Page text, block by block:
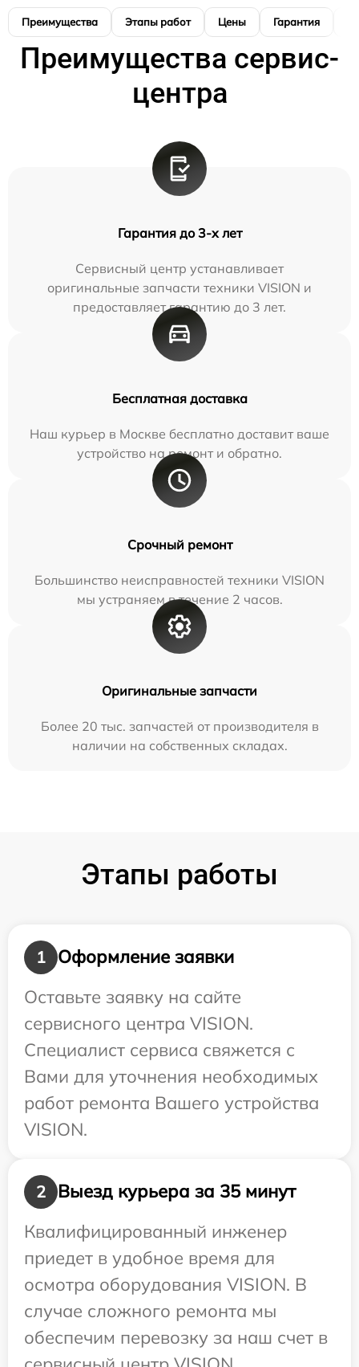
Преимущества Этапы работ Цены Гарантия
Преимущества сервис-
центра
Гарантия до 3-х лет
Сервисный центр устанавливает
оригинальные запчасти техники VISION и
предоставляет гарантию до 3 лет.
Бесплатная доставка
Наш курьер в Москве бесплатно доставит ваше
устройство на ремонт и обратно.
Срочный ремонт
Большинство неисправностей техники VISION
мы устраняем в течение 2 часов.
Оригинальные запчасти
Более 20 тыс. запчастей от производителя в
наличии на собственных складах.
Этапы работы
1
Оформление заявки
Оставьте заявку на сайте
сервисного центра VISION.
Специалист сервиса свяжется с
Вами для уточнения необходимых
работ ремонта Вашего устройства
VISION.
2
Выезд курьера за 35 минут
Квалифицированный инженер
приедет в удобное время для
осмотра оборудования VISION. В
случае сложного ремонта мы
обеспечим перевозку за наш счет в